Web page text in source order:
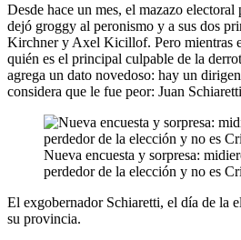
Desde hace un mes, el mazazo electoral
dejó groggy al peronismo y a sus dos
Kirchner y Axel Kicillof. Pero mientras
quién es el principal culpable de la
agrega un dato novedoso: hay un
considera que le fue peor: Juan
Nueva encuesta y sorpresa:
perdedor de la elección y no es
El exgobernador Schiaretti, el día de la
su provincia.